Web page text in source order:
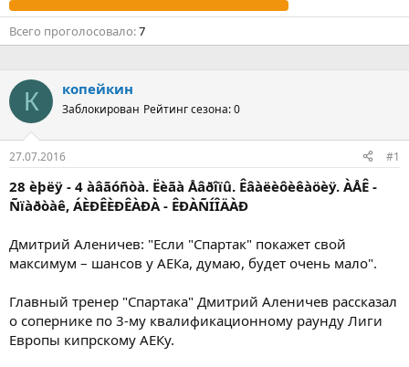
Всего проголосовало 7
К копейкин
Заблокирован Рейтинг сезона: 0
27.07.2016 #1
28 èþëÿ - 4 àâãóñòà. Ëèãà Åâðîïû. Êâàëèôèêàöèÿ. ÀÅÊ -
Ñïàðòàê, ÁÈÐÊÈÐÊÀÐÀ - ÊÐÀÑÍÎÄÀÐ
Дмитрий Аленичев: "Если "Спартак" покажет свой
максимум – шансов у АЕКа, думаю, будет очень мало".
Главный тренер "Спартака" Дмитрий Аленичев рассказал
о сопернике по 3-му квалификационному раунду Лиги
Европы кипрскому АЕКу.